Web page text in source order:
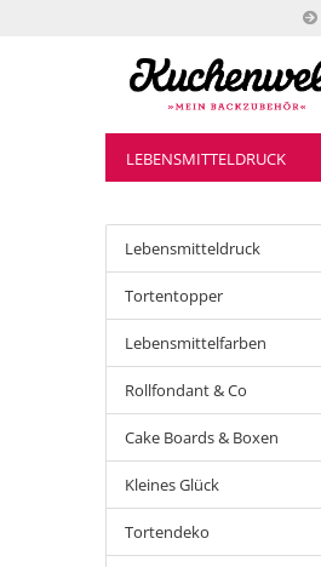
LEBENSMITTELDRUCK
Lebensmitteldruck
Tortentopper
Lebensmittelfarben
Rollfondant & Co
Cake Boards & Boxen
Kleines Glück
Tortendeko